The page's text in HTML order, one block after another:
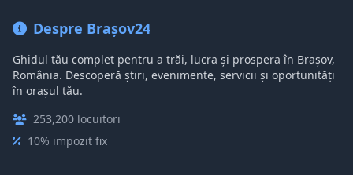
Despre Brașov24
Ghidul tău complet pentru a trăi, lucra și prospera în Brașov,
România. Descoperă știri, evenimente, servicii și oportunități
în orașul tău.
253,200 locuitori
10% impozit fix